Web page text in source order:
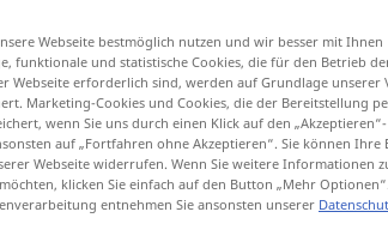
Webseite bestmöglich nutzen und wir besser mit Ihnen
funktionale und statistische Cookies, die für den Betrieb
Webseite erforderlich sind, werden auf Grundlage unserer
Marketing-Cookies und Cookies, die der Bereitstellung
wenn Sie uns durch einen Klick auf den
auf „Fortfahren ohne Akzeptieren“. Sie können
Webseite widerrufen. Wenn Sie weitere Informationen
klicken Sie einfach auf den Button „Mehr
entnehmen Sie ansonsten unserer